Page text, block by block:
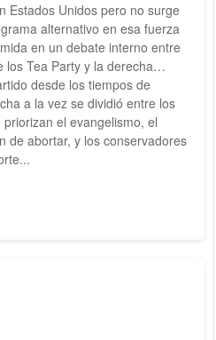
Estados Unidos pero no surge
alternativo en esa fuerza
en un debate interno entre
los Tea Party y la derecha
desde los tiempos de
a la vez se dividió entre los
el evangelismo, el
de abortar, y los conservadores